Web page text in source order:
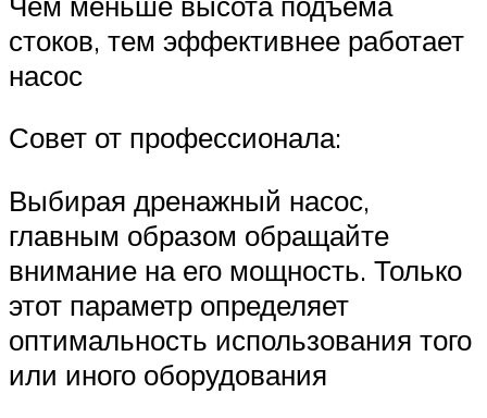
стоков, тем эффективнее работает
насос
Совет от профессионала:
Выбирая дренажный насос,
главным образом обращайте
внимание на его мощность. Только
этот параметр определяет
оптимальность использования того
или иного оборудования